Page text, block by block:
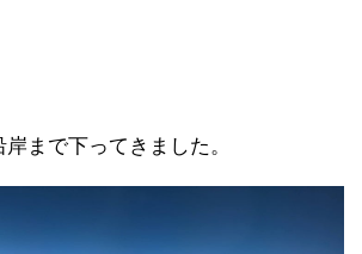
まで下ってきました。